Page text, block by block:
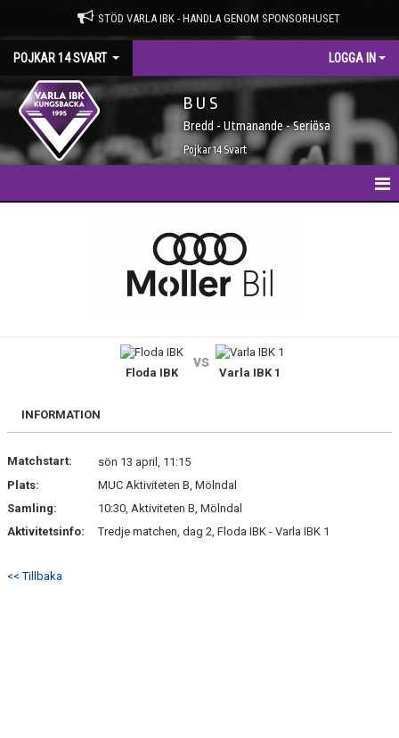
STÖD VARLA IBK - HANDLA GENOM SPONSORHUSET
POJKAR 14 SVART LOGGA IN
B U S
Bredd - Utmanande - Seriösa
Pojkar 14 Svart
BILDGALLERI
KONTAKT
Floda IBK
vs
Varla IBK 1
INFORMATION
Matchstart:
sön 13 april, 11:15
Plats:
MUC Aktiviteten B, Mölndal
Samling:
10:30, Aktiviteten B, Mölndal
Aktivitetsinfo:
Tredje matchen, dag 2, Floda IBK - Varla IBK 1
<< Tillbaka